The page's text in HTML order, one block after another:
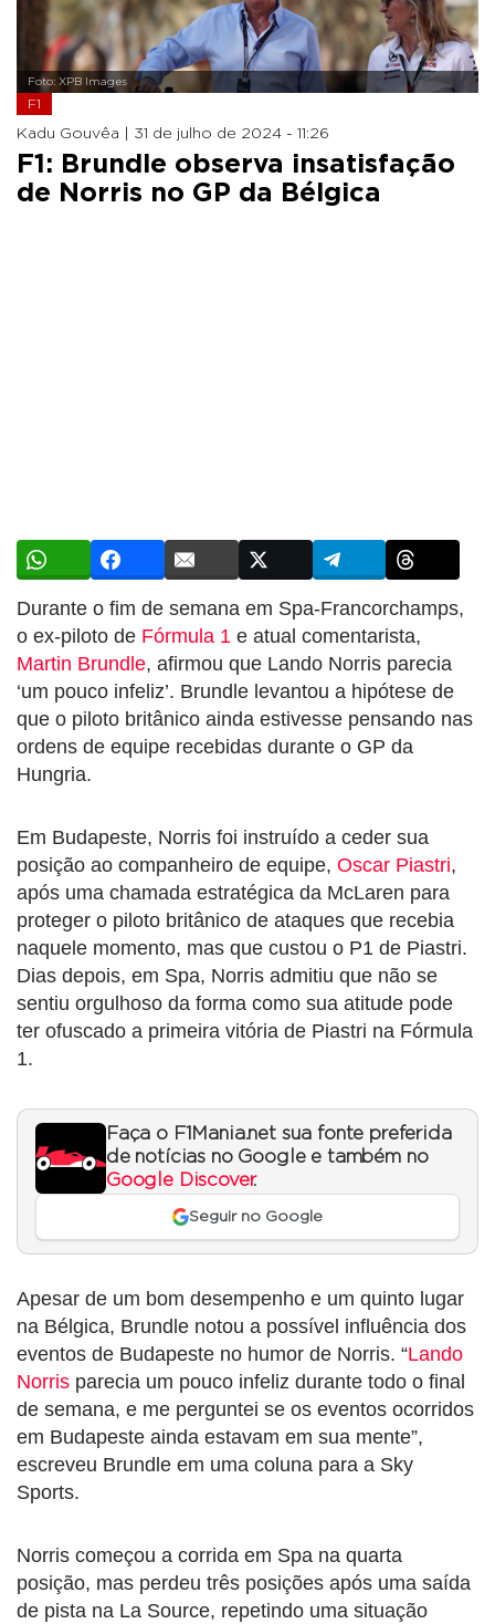
Foto: XPB Images
F1
Kadu Gouvêa | 31 de julho de 2024 - 11:26
F1: Brundle observa insatisfação
de Norris no GP da Bélgica
Durante o fim de semana em Spa-Francorchamps,
o ex-piloto de Fórmula 1 e atual comentarista,
Martin Brundle, afirmou que Lando Norris parecia
‘um pouco infeliz’. Brundle levantou a hipótese de
que o piloto britânico ainda estivesse pensando nas
ordens de equipe recebidas durante o GP da
Hungria.
Em Budapeste, Norris foi instruído a ceder sua
posição ao companheiro de equipe, Oscar Piastri,
após uma chamada estratégica da McLaren para
proteger o piloto britânico de ataques que recebia
naquele momento, mas que custou o P1 de Piastri.
Dias depois, em Spa, Norris admitiu que não se
sentiu orgulhoso da forma como sua atitude pode
ter ofuscado a primeira vitória de Piastri na Fórmula
1.
Faça o F1Mania.net sua fonte preferida
de notícias no Google e também no
Google Discover.
Seguir no Google
Apesar de um bom desempenho e um quinto lugar
na Bélgica, Brundle notou a possível influência dos
eventos de Budapeste no humor de Norris. “Lando
Norris parecia um pouco infeliz durante todo o final
de semana, e me perguntei se os eventos ocorridos
em Budapeste ainda estavam em sua mente”,
escreveu Brundle em uma coluna para a Sky
Sports.
Norris começou a corrida em Spa na quarta
posição, mas perdeu três posições após uma saída
de pista na La Source, repetindo uma situação